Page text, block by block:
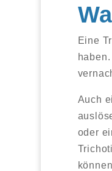
Eine
Auch
oder